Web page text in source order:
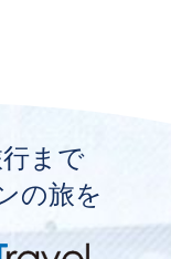
まで
の旅を